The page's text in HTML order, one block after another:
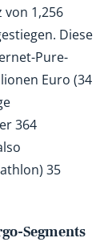
von 1,256
Diese
Pure-
Euro (34
364
35
Segments